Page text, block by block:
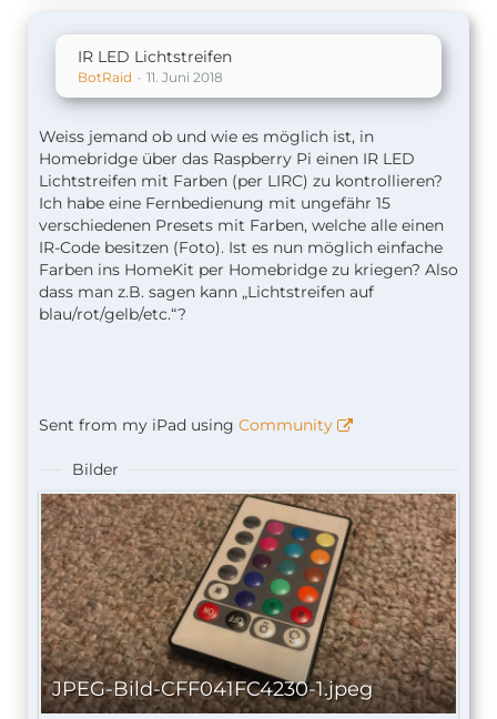
IR LED Lichtstreifen
BotRaid 11. Juni 2018
Weiss jemand ob und wie es möglich ist, in
Homebridge über das Raspberry Pi einen IR LED
Lichtstreifen mit Farben (per LIRC) zu kontrollieren?
Ich habe eine Fernbedienung mit ungefähr 15
verschiedenen Presets mit Farben, welche alle einen
IR-Code besitzen (Foto). Ist es nun möglich einfache
Farben ins HomeKit per Homebridge zu kriegen? Also
dass man z.B. sagen kann „Lichtstreifen auf
blau/rot/gelb/etc.“?
Sent from my iPad using Community
Bilder
JPEG-Bild-CFF041FC4230-1.jpeg